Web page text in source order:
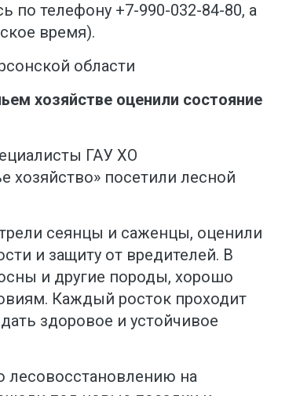
по телефону +7-990-032-84-80, а
время).
области
хозяйстве оценили состояние
ГАУ ХО
хозяйство» посетили лесной
сеянцы и саженцы, оценили
и защиту от вредителей. В
и другие породы, хорошо
Каждый росток проходит
здоровое и устойчивое
лесовосстановлению на